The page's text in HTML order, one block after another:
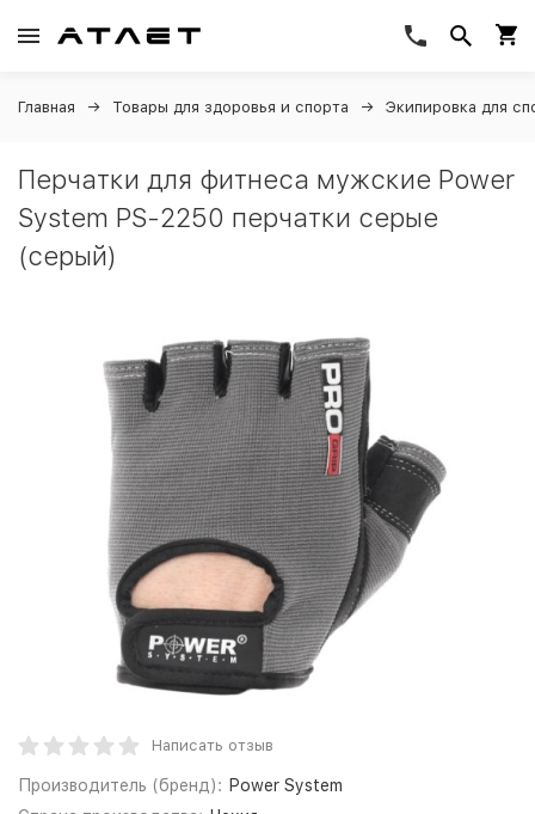
Главная Товары для здоровья и спорта Экипировка для
Перчатки для фитнеса мужские Power
System PS-2250 перчатки серые
(серый)
Написать отзыв
Производитель (бренд): Power System